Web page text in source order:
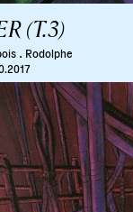
(T.3)
. Rodolphe